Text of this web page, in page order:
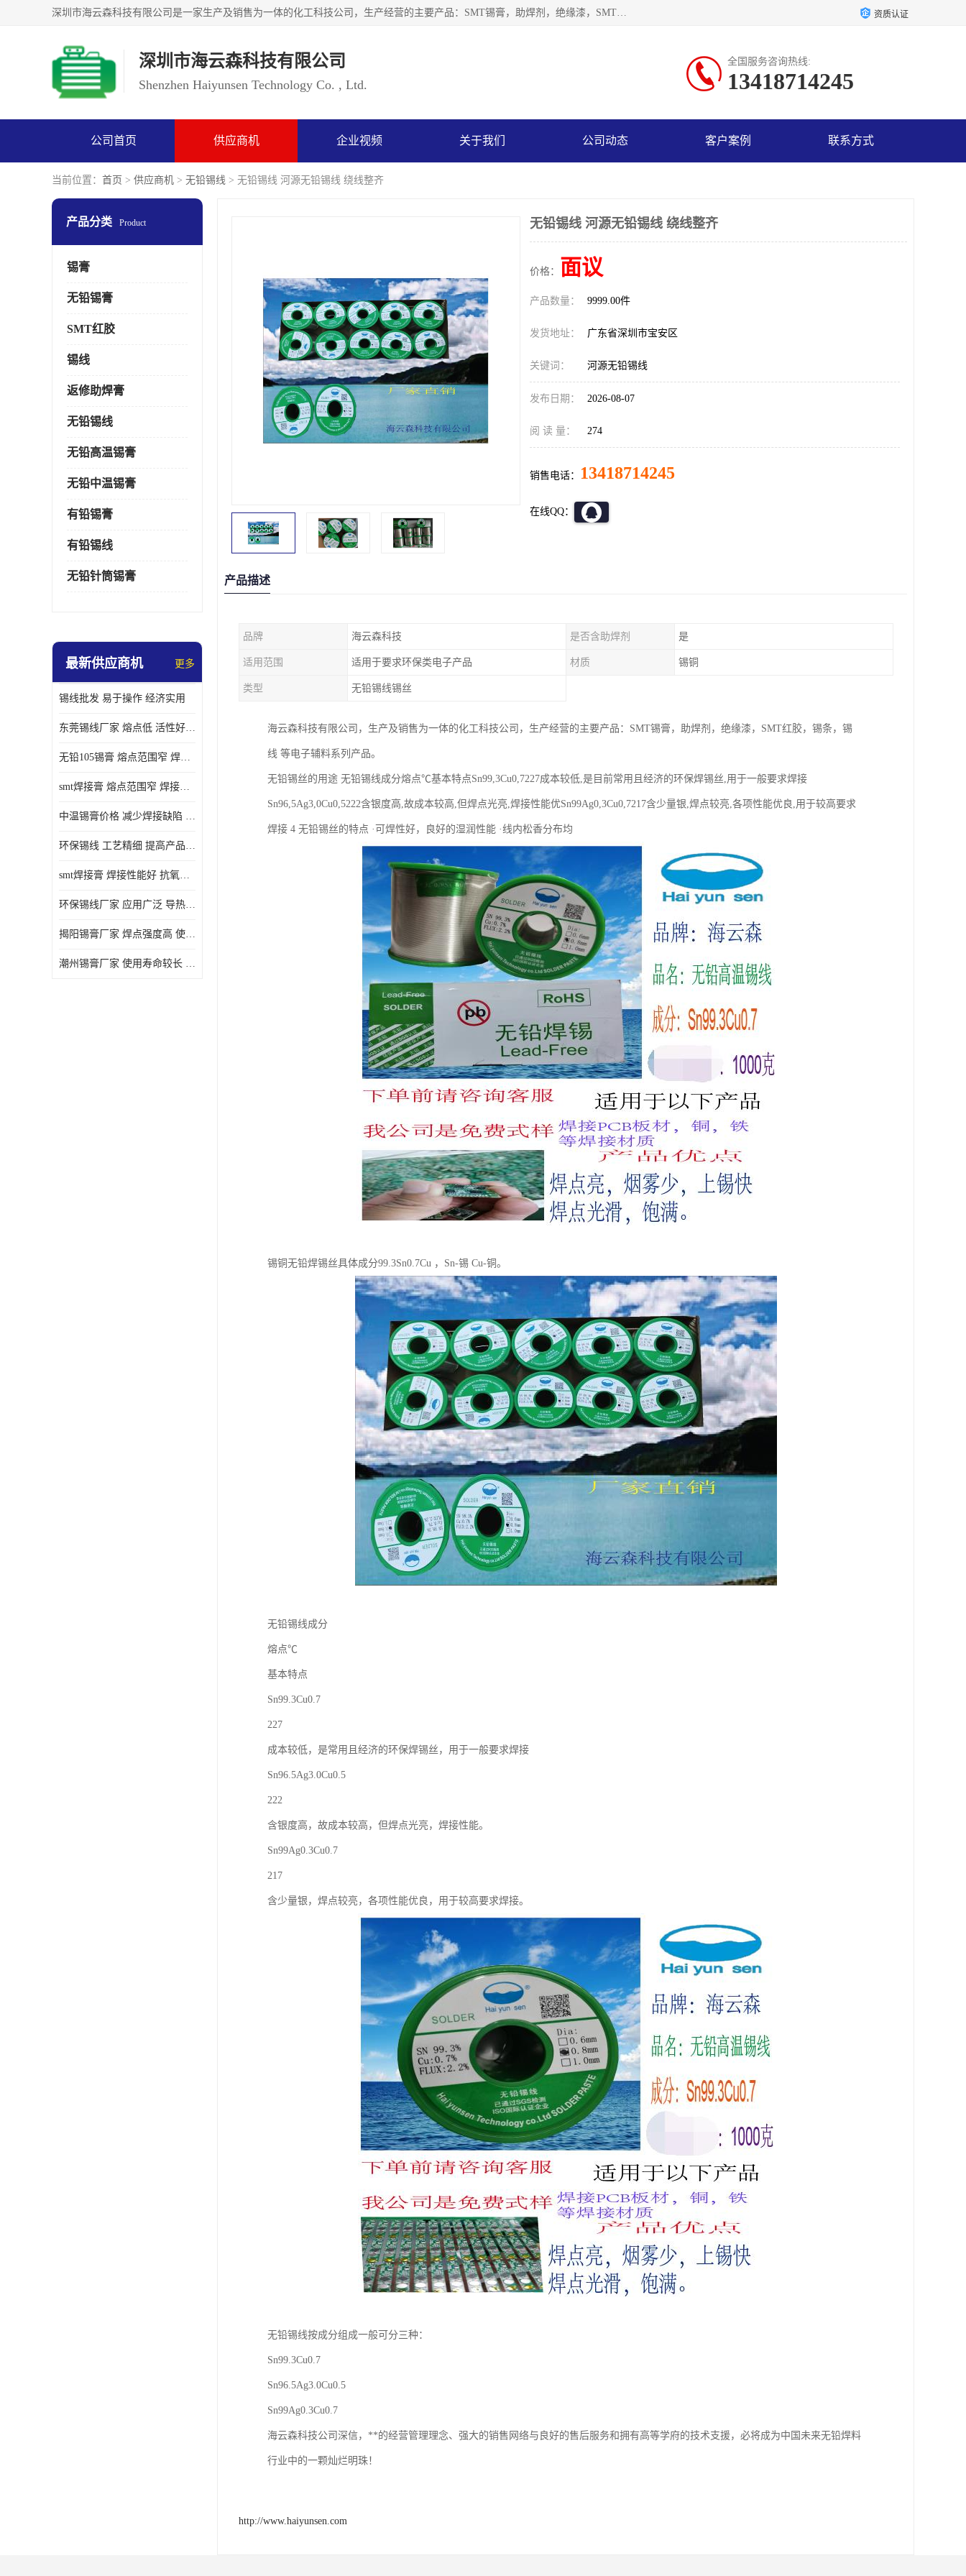
深圳市海云森科技有限公司是一家生产及销售为一体的化工科技公司，生产经营的主要产品：SMT锡膏，助焊剂，绝缘漆，SMT红胶，锡条，锡线 等电子辅料系列产品。海云森科技公司自成立以来一贯坚持“发展是根本质量是生存、服务第一”企业宗旨，其发展速度成为同行业的佼佼者，秉承国际大潮到来之际，公司以环境保护为己任，率先开发出无铅焊锡膏，无铅助焊剂，无铅清洗剂等产品。 资质认证
深圳市海云森科技有限公司
Shenzhen Haiyunsen Technology Co. , Ltd.
全国服务咨询热线:
13418714245
公司首页 供应商机 企业视频 关于我们 公司动态 客户案例 联系方式
当前位置： 首页 > 供应商机 > 无铅锡线 > 无铅锡线 河源无铅锡线 绕线整齐
产品分类 Product
锡膏
无铅锡膏
SMT红胶
锡线
返修助焊膏
无铅锡线
无铅高温锡膏
无铅中温锡膏
有铅锡膏
有铅锡线
无铅针筒锡膏
最新供应商机 更多
锡线批发 易于操作 经济实用
东莞锡线厂家 熔点低 活性好 提高产品质量
无铅105锡膏 熔点范围窄 焊点强度高 电气性能稳定
smt焊接膏 熔点范围窄 焊接温度低 使用寿命较长
中温锡膏价格 减少焊接缺陷 减少维护成本 抗氧化性能好
环保锡线 工艺精细 提高产品质量
smt焊接膏 焊接性能好 抗氧化性能好 焊接温度低
环保锡线厂家 应用广泛 导热性能好
揭阳锡膏厂家 焊点强度高 使用寿命较长
潮州锡膏厂家 使用寿命较长 电气性能稳定
无铅锡线 河源无铅锡线 绕线整齐
价格： 面议
产品数量： 9999.00件
发货地址： 广东省深圳市宝安区
关键词： 河源无铅锡线
发布日期： 2026-08-07
阅 读 量： 274
销售电话： 13418714245
在线QQ：
产品描述
品牌 海云森科技 是否含助焊剂 是
适用范围 适用于要求环保类电子产品 材质 锡铜
类型 无铅锡线锡丝
海云森科技有限公司，生产及销售为一体的化工科技公司，生产经营的主要产品：SMT锡膏，助焊剂，绝缘漆，SMT红胶，锡条，锡
线 等电子辅料系列产品。
无铅锡丝的用途 无铅锡线成分熔点℃基本特点Sn99,3Cu0,7227成本较低,是目前常用且经济的环保焊锡丝,用于一般要求焊接
Sn96,5Ag3,0Cu0,5222含银度高,故成本较高,但焊点光亮,焊接性能优Sn99Ag0,3Cu0,7217含少量银,焊点较亮,各项性能优良,用于较高要求
焊接 4 无铅锡丝的特点 ·可焊性好，良好的湿润性能 ·线内松香分布均
锡铜无铅焊锡丝具体成分99.3Sn0.7Cu ，Sn-锡 Cu-铜。
无铅锡线成分
熔点℃
基本特点
Sn99.3Cu0.7
227
成本较低，是常用且经济的环保焊锡丝，用于一般要求焊接
Sn96.5Ag3.0Cu0.5
222
含银度高，故成本较高，但焊点光亮，焊接性能。
Sn99Ag0.3Cu0.7
217
含少量银，焊点较亮，各项性能优良，用于较高要求焊接。
无铅锡线按成分组成一般可分三种：
Sn99.3Cu0.7
Sn96.5Ag3.0Cu0.5
Sn99Ag0.3Cu0.7
海云森科技公司深信，**的经营管理理念、强大的销售网络与良好的售后服务和拥有高等学府的技术支援，必将成为中国未来无铅焊料
行业中的一颗灿烂明珠！
http://www.haiyunsen.com